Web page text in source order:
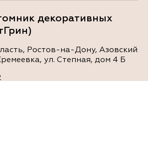
декоративных
Ростов-на-Дону, Азовский
ул. Степная, дом 4 Б